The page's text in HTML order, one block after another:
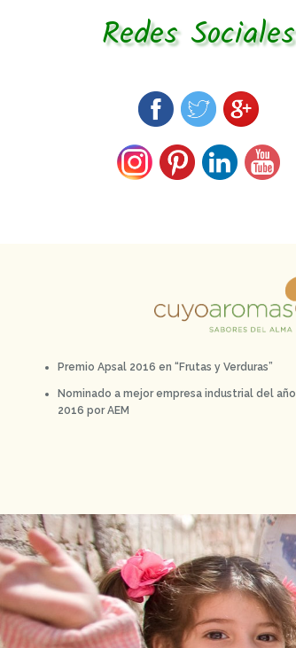
Redes Sociales
Premio Apsal 2016 en “Frutas y Verduras”
Nominado a mejor empresa industrial del año
2016 por AEM